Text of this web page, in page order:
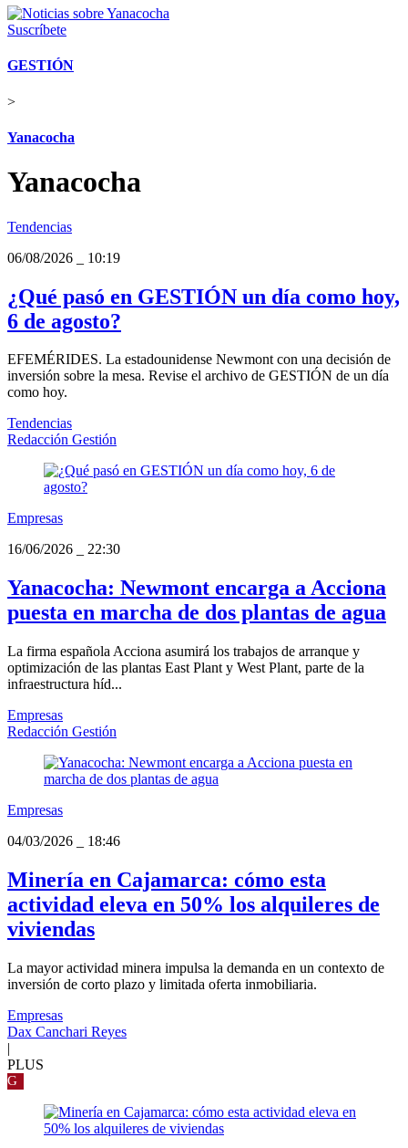
Suscríbete
GESTIÓN
>
Yanacocha
Yanacocha
Tendencias
06/08/2026
10:19
¿Qué pasó en GESTIÓN un día como hoy,
6 de agosto?
EFEMÉRIDES. La estadounidense Newmont con una decisión de
inversión sobre la mesa. Revise el archivo de GESTIÓN de un día
como hoy.
Tendencias
Redacción Gestión
Empresas
16/06/2026
22:30
Yanacocha: Newmont encarga a Acciona
puesta en marcha de dos plantas de agua
La firma española Acciona asumirá los trabajos de arranque y
optimización de las plantas East Plant y West Plant, parte de la
infraestructura híd...
Empresas
Redacción Gestión
Empresas
04/03/2026
18:46
Minería en Cajamarca: cómo esta
actividad eleva en 50% los alquileres de
viviendas
La mayor actividad minera impulsa la demanda en un contexto de
inversión de corto plazo y limitada oferta inmobiliaria.
Empresas
Dax Canchari Reyes
|
PLUS
G